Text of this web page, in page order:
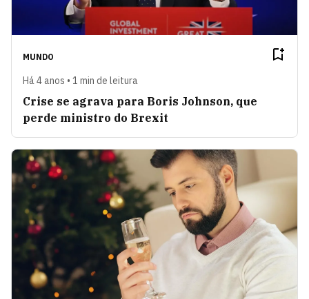
MUNDO
Há 4 anos • 1 min de leitura
Crise se agrava para Boris Johnson, que
perde ministro do Brexit